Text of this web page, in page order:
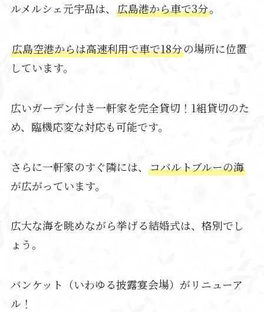
ルメルシェ元宇品は、 広島港から車で3分。
広島空港からは高速利用で車で18分の場所に位置
しています。
広いガーデン付き一軒家を完全貸切！1組貸切のた
め、臨機応変な対応も可能です。
さらに一軒家のすぐ隣には、 コバルトブルーの海
が広がっています。
広大な海を眺めながら挙げる結婚式は、格別でし
ょう。
バンケット（いわゆる披露宴会場）がリニューア
ル！